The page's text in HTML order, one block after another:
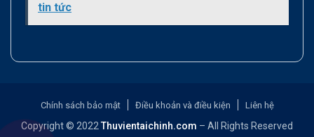
tin tức
Chính sách bảo mật Điều khoản và điều kiện Liên hệ
Copyright © 2022Thuvientaichinh.com – All Rights Reserved